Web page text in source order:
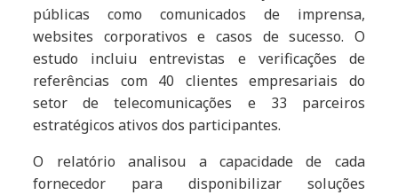
públicas como comunicados de imprensa,
websites corporativos e casos de sucesso. O
estudo incluiu entrevistas e verificações de
referências com 40 clientes empresariais do
setor de telecomunicações e 33 parceiros
estratégicos ativos dos participantes.
O relatório analisou a capacidade de cada
fornecedor para disponibilizar soluções